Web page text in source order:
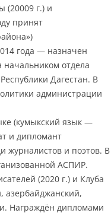
(20009 г.) и
принят
года — назначен
начальником отдела
Дагестан. В
администрации
(кумыкский язык —
и дипломант
журналистов и поэтов. В
АСПИР.
(2020 г.) и Клуба
азербайджанский,
Награждён дипломами